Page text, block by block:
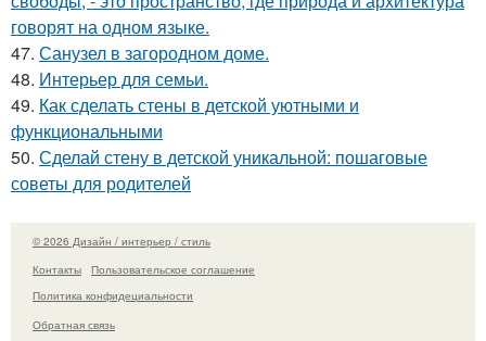
говорят на одном языке.
47. Санузел в загородном доме.
48. Интерьер для семьи.
49. Как сделать стены в детской уютными и
функциональными
50. Сделай стену в детской уникальной: пошаговые
советы для родителей
© 2026 Дизайн / интерьер / стиль
Контакты
Пользовательское соглашение
Политика конфидециальности
Обратная связь